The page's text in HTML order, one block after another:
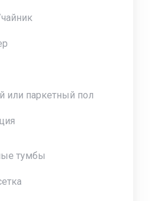
или паркетный пол
тумбы